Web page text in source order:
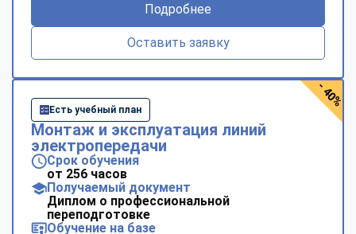
Подробнее
Оставить заявку
Есть учебный план
Монтаж и эксплуатация линий
электропередачи
Срок обучения
от 256 часов
Получаемый документ
Диплом о профессиональной
переподготовке
Обучение на базе
- 40%